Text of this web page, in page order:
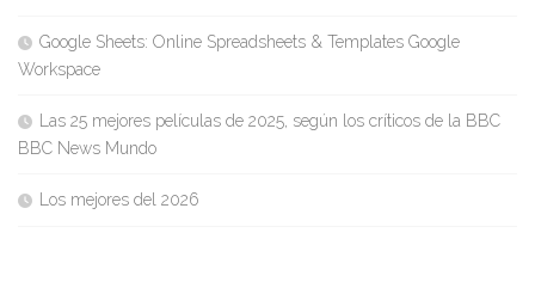
Google Sheets: Online Spreadsheets & Templates Google
Workspace
Las 25 mejores películas de 2025, según los críticos de la BBC
BBC News Mundo
Los mejores del 2026